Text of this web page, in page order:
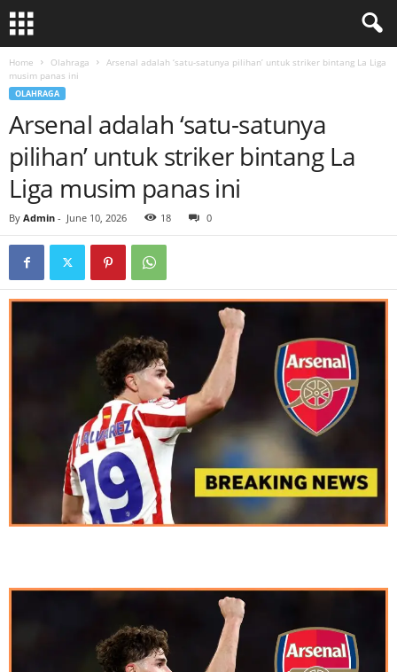
Home Olahraga
Arsenal adalah ‘satu-satunya pilihan’ untuk striker bintang La Liga
musim panas ini
OLAHRAGA
Arsenal adalah ‘satu-satunya
pilihan’ untuk striker bintang La
Liga musim panas ini
By Admin - June 10, 2026 18 0